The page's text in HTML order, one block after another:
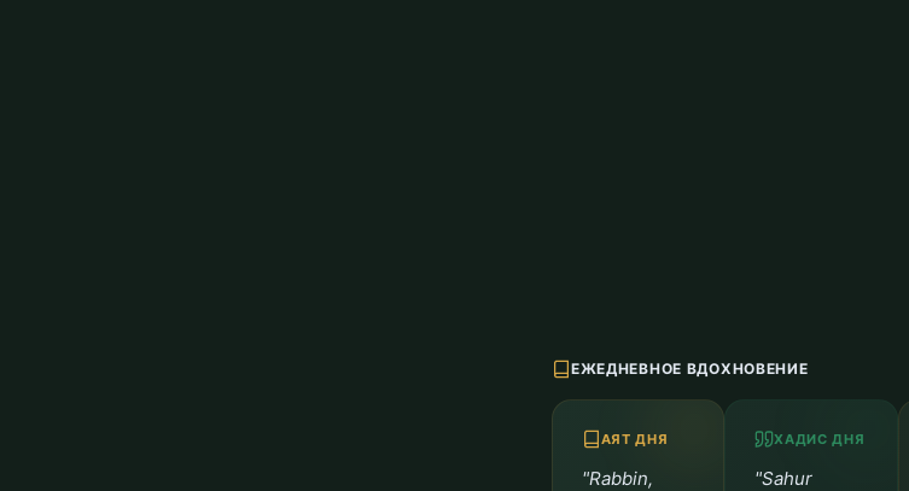
ЕЖЕДНЕВНОЕ ВДОХНОВЕНИЕ
АЯТ ДНЯ
"Rabbin,
ХАДИС ДНЯ
"Sahur